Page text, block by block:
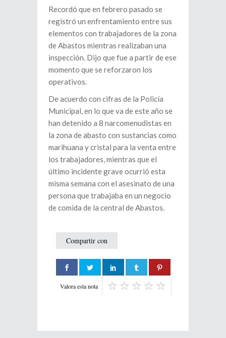
Recordó que en febrero pasado se
registró un enfrentamiento entre sus
elementos con trabajadores de la zona
de Abastos mientras realizaban una
inspección. Dijo que fue a partir de ese
momento que se reforzaron los
operativos.
De acuerdo con cifras de la Policía
Municipal, en lo que va de este año se
han detenido a 8 narcomenudistas en
la zona de abasto con sustancias como
marihuana y cristal para la venta entre
los trabajadores, mientras que el
último incidente grave ocurrió esta
misma semana con el asesinato de una
persona que trabajaba en un negocio
de comida de la central de Abastos.
Compartir con
Valora esta nota